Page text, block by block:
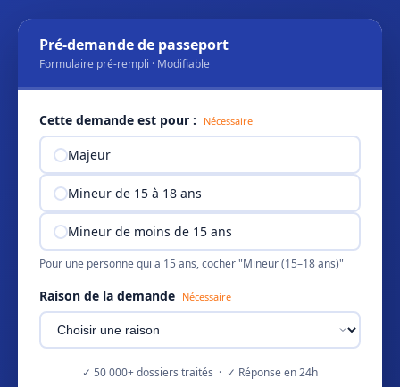
Pré-demande de passeport
Formulaire pré-rempli · Modifiable
Cette demande est pour : Nécessaire
Majeur
Mineur de 15 à 18 ans
Mineur de moins de 15 ans
Pour une personne qui a 15 ans, cocher "Mineur (15–18 ans)"
Raison de la demande Nécessaire
✓ 50 000+ dossiers traités · ✓ Réponse en 24h